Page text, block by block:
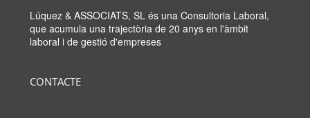
Lúquez & ASSOCIATS, SL és una Consultoria Laboral,
que acumula una trajectòria de 20 anys en l'àmbit
laboral i de gestió d'empreses
CONTACTE